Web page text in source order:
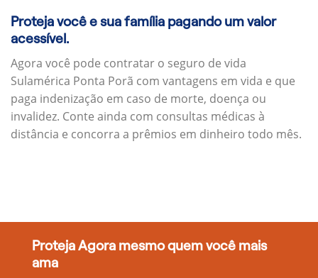
Proteja você e sua família pagando um valor
acessível.
Agora você pode contratar o seguro de vida
Sulamérica Ponta Porã com vantagens em vida e que
paga indenização em caso de morte, doença ou
invalidez. Conte ainda com consultas médicas à
distância e concorra a prêmios em dinheiro todo mês.
Proteja Agora mesmo quem você mais
ama